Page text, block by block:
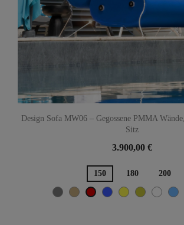
Design Sofa MW06 – Gegossene PMMA
Sitz
3.900,00 €
150 180 200
GrauBeigeRot BlauGelbOliveWeiß